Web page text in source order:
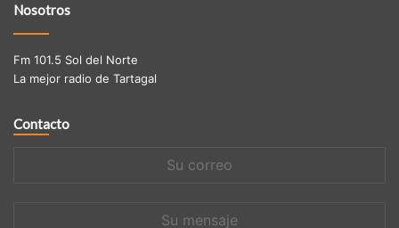
Nosotros
Fm 101.5 Sol del Norte
La mejor radio de Tartagal
Contacto